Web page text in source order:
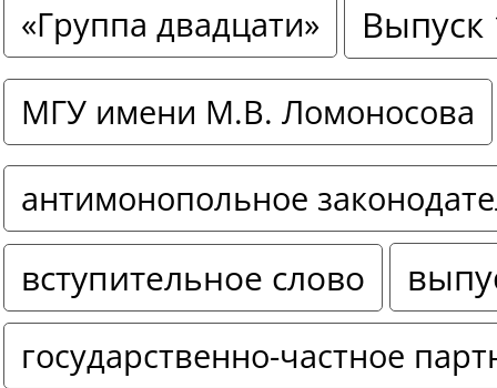
«Группа двадцати»
Выпуск
МГУ имени М.В. Ломоносова
антимонопольное
вступительное слово
государственно-частное